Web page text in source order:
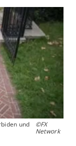
und
©FX
Network